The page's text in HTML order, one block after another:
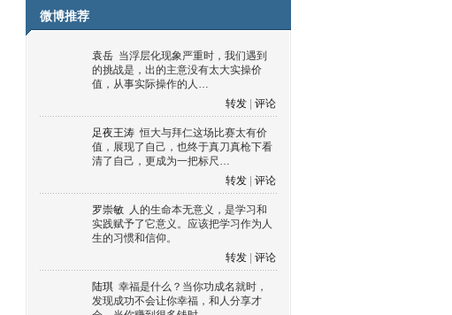
微博推荐
袁岳 当浮层化现象严重时，我们遇到
的挑战是，出的主意没有太大实操价
值，从事实际操作的人…
转发
评论
足夜王涛 恒大与拜仁这场比赛太有价
值，展现了自己，也终于真刀真枪下看
清了自己，更成为一把标尺…
转发
评论
罗崇敏 人的生命本无意义，是学习和
实践赋予了它意义。应该把学习作为人
生的习惯和信仰。
转发
评论
陆琪 幸福是什么？当你功成名就时，
发现成功不会让你幸福，和人分享才